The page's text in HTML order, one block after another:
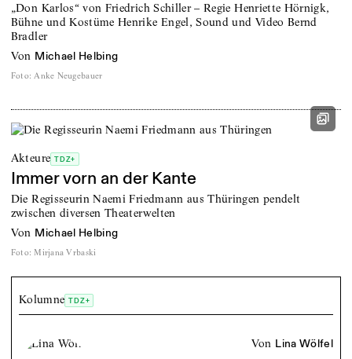
„Don Karlos“ von Friedrich Schiller – Regie Henriette Hörnigk,
Bühne und Kostüme Henrike Engel, Sound und Video Bernd
Bradler
von Michael Helbing
Foto: Anke Neugebauer
Akteure TDZ+
Immer vorn an der Kante
Die Regisseurin Naemi Friedmann aus Thüringen pendelt
zwischen diversen Theaterwelten
von Michael Helbing
Foto: Mirjana Vrbaski
Kolumne TDZ+
von Lina Wölfel